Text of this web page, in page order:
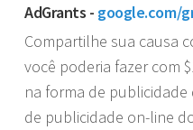
AdGrants - google.com/
Compartilhe sua causa
você poderia fazer com
na forma de
de publicidade on-line